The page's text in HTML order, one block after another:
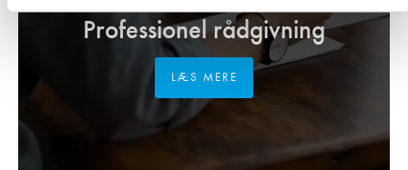
Professionel rådgivning
LÆS MERE